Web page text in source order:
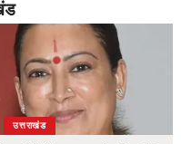
उत्तराखंड